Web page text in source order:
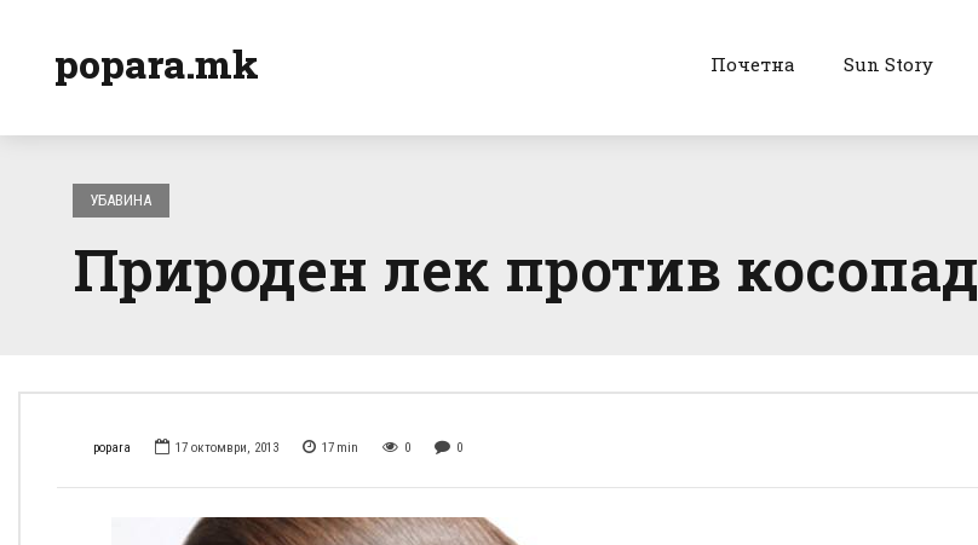
popara.mk Почетна Sun Story
УБАВИНА
Природен лек против косопад
popara 17 октомври, 2013 17 min 0 0